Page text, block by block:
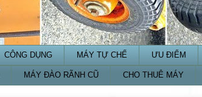
CÔNG DỤNG MÁY TỰ CHẾ ƯU ĐIỂM
MÁY ĐÀO RÃNH CŨ CHO THUÊ MÁY